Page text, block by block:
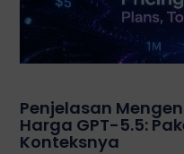
Penjelasan
Harga GPT-5.5:
Konteksnya